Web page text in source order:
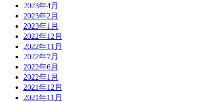
2023年4月
2023年2月
2023年1月
2022年12月
2022年11月
2022年7月
2022年6月
2022年1月
2021年12月
2021年11月